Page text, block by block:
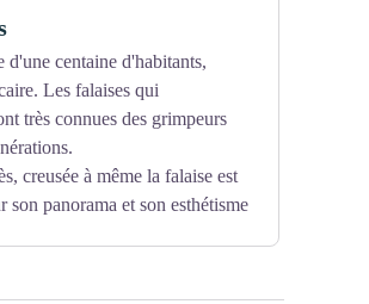
d'une centaine d'habitants,
Les falaises qui
très connues des grimpeurs
creusée à même la falaise est
son panorama et son esthétisme